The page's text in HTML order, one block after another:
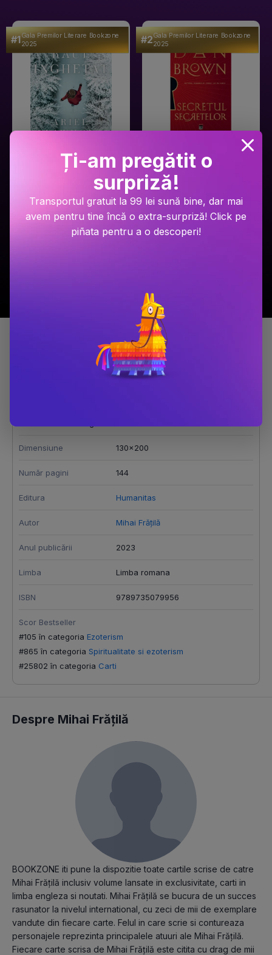
#1Gala Premilor Literare Bookzone
2025
Ariel Lawhon
Râul Înghețat
PRP: 59.9 Lei
49.9 Lei
#2Gala Premilor Literare Bookzone
2025
Dan Brown
Secretul secretelor
PRP: 129 Lei
94.9 Lei
Dimensiune 130x200
Număr pagini 144
Editura Humanitas
Autor Mihai Frățilă
Anul publicării 2023
Limba Limba romana
ISBN 9789735079956
Scor Bestseller
#105 în categoria Ezoterism
#865 în categoria Spiritualitate si ezoterism
#25802 în categoria Carti
Despre Mihai Frățilă
BOOKZONE iti pune la dispozitie toate cartile scrise de catre
Mihai Frățilă inclusiv volume lansate in exclusivitate, carti in
limba engleza si noutati. Mihai Frățilă se bucura de un succes
rasunator la nivelul international, cu zeci de mii de exemplare
vandute din fiecare carte. Felul in care scrie si contureaza
personajele reprezinta principalele atuuri ale Mihai Frățilă.
Fiecare carte scrisa de Mihai Frățilă este citita cu drag de mii
Ți-am pregătit o
surpriză!
Transportul gratuit la 99 lei sună bine, dar mai
avem pentru tine încă o extra-surpriză! Click pe
piñata pentru a o descoperi!